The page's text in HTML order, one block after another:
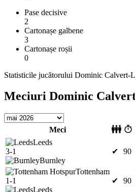
Pase decisive
2
Cartonașe galbene
3
Cartonașe roșii
0
Statisticile jucătorului Dominic Calvert-
Meciuri Dominic
Meci
Leeds
3-1
Burnley
✔ 90
Tottenham
1-1
Leeds
✔ 90